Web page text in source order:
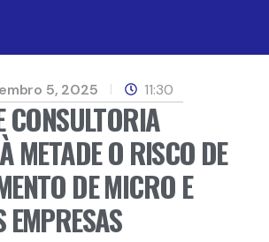
5, 2025 11:30
CONSULTORIA
METADE O RISCO DE
DE MICRO E
EMPRESAS